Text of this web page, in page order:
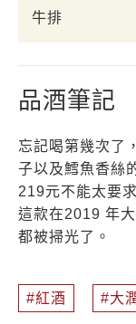
牛排
品酒筆記
忘記喝第幾次了
子以及鱈魚香絲
219元不能太要
這款在2019 年
都被掃光了。
紅酒 大